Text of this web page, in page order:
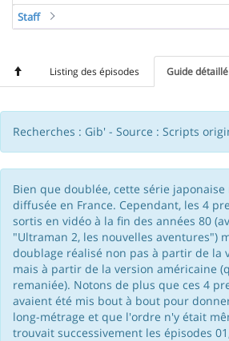
Staff
Listing des épisodes Guide détaillé
Recherches : Gib' - Source : Scripts
Bien que doublée, cette série japonaise
diffusée en France. Cependant, les 4
sortis en vidéo à la fin des années 80
"Ultraman 2, les nouvelles aventures")
doublage réalisé non pas à partir de la
mais à partir de la version américaine
remaniée). Notons de plus que ces 4
avaient été mis bout à bout pour
long-métrage et que l'ordre n'y était
trouvait successivement les épisodes